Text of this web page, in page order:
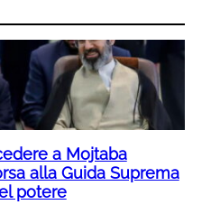
a Mojtaba
alla Guida Suprema
potere